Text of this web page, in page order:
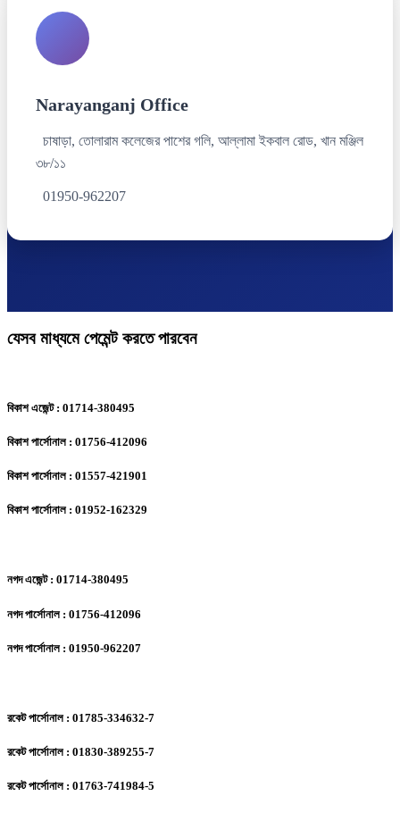
Narayanganj Office
চাষাড়া, তোলারাম কলেজের পাশের গলি, আল্লামা ইকবাল রোড, খান মঞ্জিল
৩৮/১১
01950-962207
যেসব মাধ্যমে পেমেন্ট করতে পারবেন
বিকাশ এজেন্ট : 01714-380495
বিকাশ পার্সোনাল : 01756-412096
বিকাশ পার্সোনাল : 01557-421901
বিকাশ পার্সোনাল : 01952-162329
নগদ এজেন্ট : 01714-380495
নগদ পার্সোনাল : 01756-412096
নগদ পার্সোনাল : 01950-962207
রকেট পার্সোনাল : 01785-334632-7
রকেট পার্সোনাল : 01830-389255-7
রকেট পার্সোনাল : 01763-741984-5